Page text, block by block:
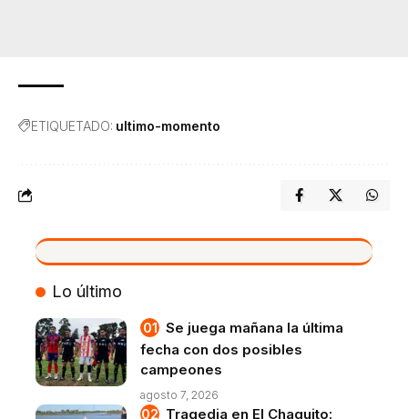
ETIQUETADO: ultimo-momento
VIVO
Lo último
Se juega mañana la última
fecha con dos posibles
campeones
agosto 7, 2026
Tragedia en El Chaquito: